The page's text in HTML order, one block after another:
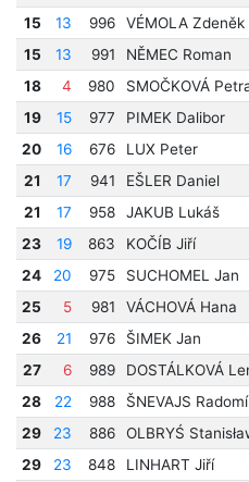
15
13 996 VÉMOLA Zdeněk
15
13 991 NĚMEC Roman
18
4 980 SMOČKOVÁ
19
15 977 PIMEK Dalibor
20
16 676 LUX Peter
21
17 941 EŠLER Daniel
21
17 958 JAKUB Lukáš
23
19 863 KOČÍB Jiří
24
20 975 SUCHOMEL Jan
25
5 981 VÁCHOVÁ Hana
26
21 976 ŠIMEK Jan
27
6 989 DOSTÁLKOVÁ
28
22 988 ŠNEVAJS
29
23 886 OLBRYŚ
29
23 848 LINHART Jiří